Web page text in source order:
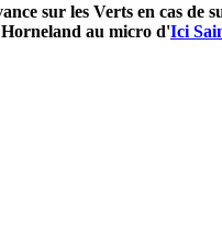
sur les Verts en cas de
au micro d'Ici